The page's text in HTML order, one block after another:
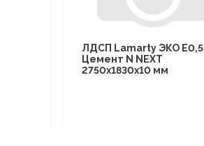
ЛДСП Lamarty ЭКО E0,5
Цемент N NEXT
2750х1830х10 мм